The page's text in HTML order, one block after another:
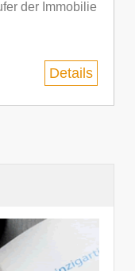
der Immobilie
Details